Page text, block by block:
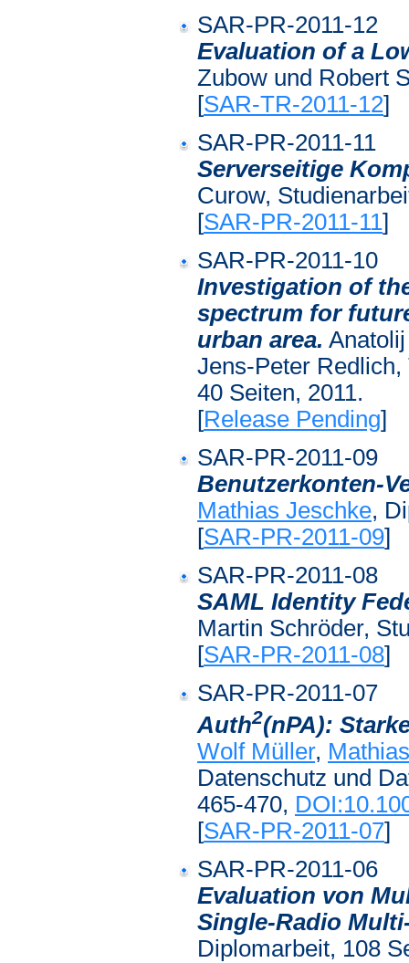
SAR-PR-2011-12
Evaluation of a
Zubow und Robert
[SAR-TR-2011-12]
SAR-PR-2011-11
Serverseitige
Curow,
[SAR-PR-2011-11]
SAR-PR-2011-10
Investigation of
spectrum for
urban area.
Jens-Peter
40 Seiten, 2011.
[Release Pending]
SAR-PR-2011-09
Benutzerkonten-
Mathias Jeschke,
[SAR-PR-2011-09]
SAR-PR-2011-08
SAML Identity
Martin Schröder,
[SAR-PR-2011-08]
SAR-PR-2011-07
Auth2(nPA):
Wolf Müller,
Datenschutz und
465-470,
[SAR-PR-2011-07]
SAR-PR-2011-06
Evaluation von
Single-Radio
Diplomarbeit, 108